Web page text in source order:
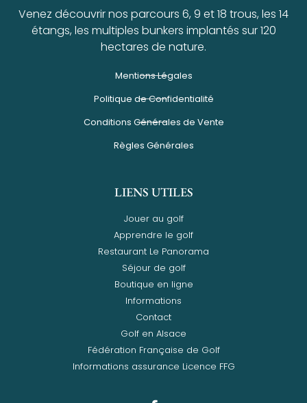
Venez découvrir nos parcours 6, 9 et 18 trous, les 14
étangs, les multiples bunkers implantés sur 120
hectares de nature.
Mentions Légales
Politique de Confidentialité
Conditions Générales de Vente
Règles Générales
LIENS UTILES
Jouer au golf
Apprendre le golf
Restaurant Le Panorama
Séjour de golf
Boutique en ligne
Informations
Contact
Golf en Alsace
Fédération Française de Golf
Informations assurance Licence FFG